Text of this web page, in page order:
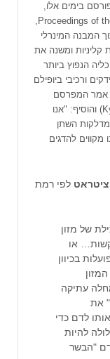
בימים אלו,
כתב העת Proceedings of the National Academy of Sciences,
המבנה המינרלי
קליניות ומשנה את
הנפוץ ביותר
ורכיבי ביופילם
אמר המפרסם
פרופ', ד"ר קימורה סקוטלנד (Kymora Scotland) והוסיף: "אנו
השתן
מקווים להדגים
ציטראט לפי רמת
של מזון
או
בכיוון
עתיקה
את
לדם כדי
להיות
"הבשר